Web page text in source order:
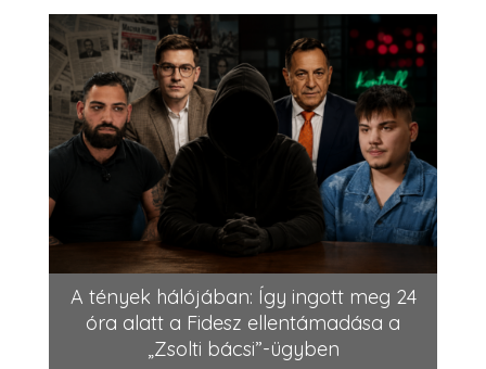
A tények hálójában: Így ingott meg 24
óra alatt a Fidesz ellentámadása a
„Zsolti bácsi”-ügyben